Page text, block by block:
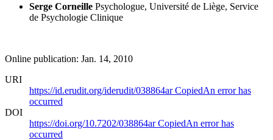
Serge Corneille Psychologue, Université de Liège, Service
de Psychologie Clinique
Online publication: Jan. 14, 2010
URI
https://id.erudit.org/iderudit/038864arCopiedAn error has
occurred
DOI
https://doi.org/10.7202/038864arCopiedAn error has
occurred